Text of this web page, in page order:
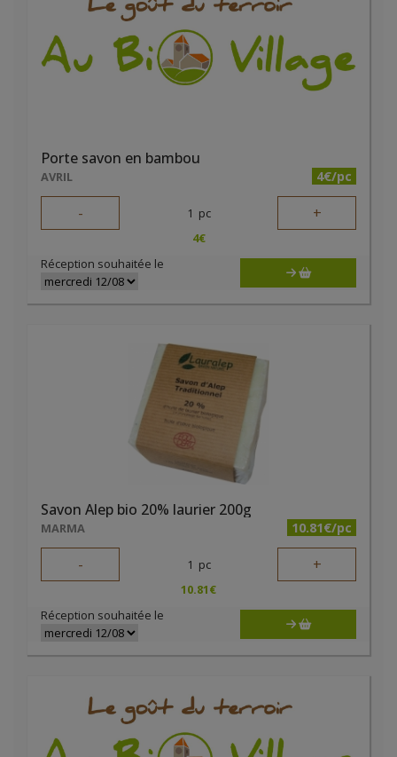
Porte savon en bambou
AVRIL 4€/pc
- 1 pc +
4€
Réception souhaitée le
Savon Alep bio 20% laurier 200g
MARMA 10.81€/pc
- 1 pc +
10.81€
Réception souhaitée le